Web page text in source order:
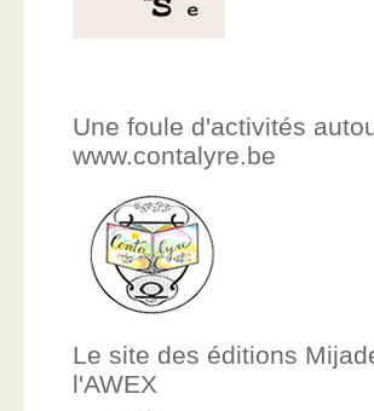
Une foule d'activités
www.contalyre.be
Le site des éditions
l'AWEX